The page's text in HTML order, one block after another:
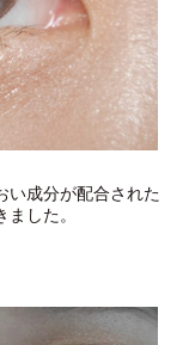
い成分が配合された
した。